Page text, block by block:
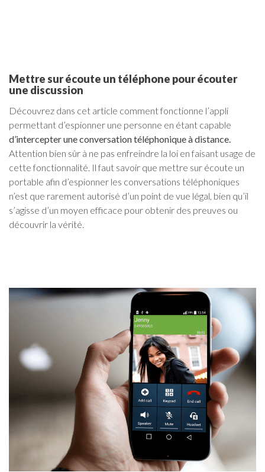
Mettre sur écoute un téléphone pour écouter
une discussion
Découvrez dans cet article comment fonctionne l’appli
permettant d’espionner une personne en étant capable
d’intercepter une conversation téléphonique à distance.
Attention bien sûr à ne pas enfreindre la loi en faisant usage de
cette fonctionnalité. Il faut savoir que mettre sur écoute un
portable afin d’espionner les conversations téléphoniques
n’est que rarement autorisé d’un point de vue légal, bien qu’il
s’agisse d’un moyen efficace pour obtenir des preuves ou
découvrir la vérité.